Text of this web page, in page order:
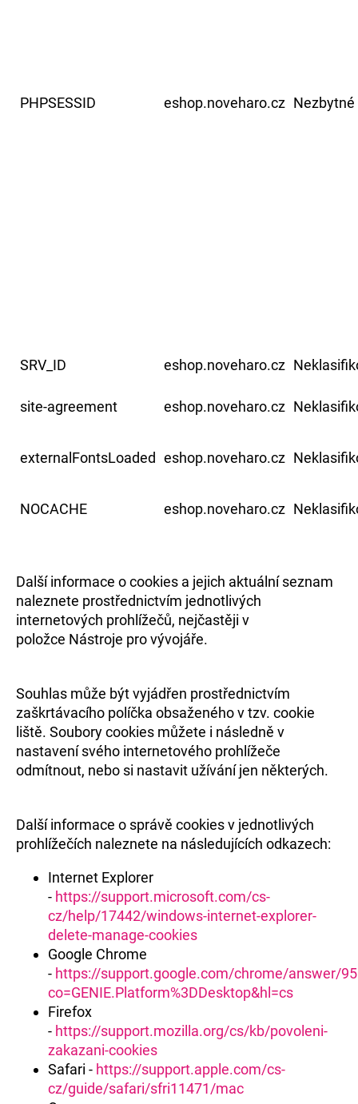
PHPSESSID eshop.noveharo.cz Nezbytné
SRV_ID eshop.noveharo.cz
site-agreement eshop.noveharo.cz
externalFontsLoaded eshop.noveharo.cz
NOCACHE eshop.noveharo.cz
Další informace o cookies a jejich aktuální seznam
naleznete prostřednictvím jednotlivých
internetových prohlížečů, nejčastěji v
položce Nástroje pro vývojáře.
Souhlas může být vyjádřen prostřednictvím
zaškrtávacího políčka obsaženého v tzv. cookie
liště. Soubory cookies můžete i následně v
nastavení svého internetového prohlížeče
odmítnout, nebo si nastavit užívání jen některých.
Další informace o správě cookies v jednotlivých
prohlížečích naleznete na následujících odkazech:
Internet Explorer
- https://support.microsoft.com/cs-
cz/help/17442/windows-internet-explorer-
delete-manage-cookies
Google Chrome
- https://support.google.com/chrome/answer/
co=GENIE.Platform%3DDesktop&hl=cs
Firefox
- https://support.mozilla.org/cs/kb/povoleni-
zakazani-cookies
Safari - https://support.apple.com/cs-
cz/guide/safari/sfri11471/mac